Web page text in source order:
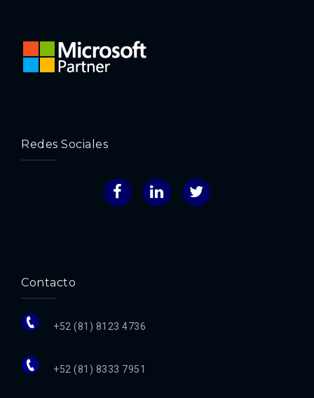
Redes Sociales
FacebookLinkedInTwitter
Contacto
+52 (81) 8123 4736
+52 (81) 8333 7951